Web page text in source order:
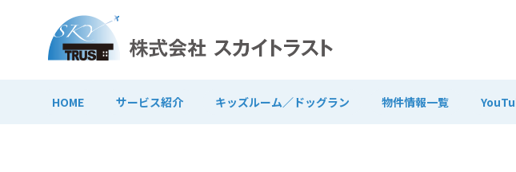
HOME サービス紹介 キッズルーム／ドッグラン 物件情報一覧